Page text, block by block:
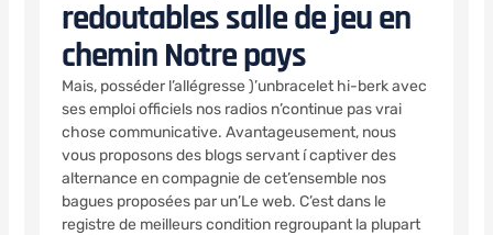
redoutables salle de jeu en
chemin Notre pays
Mais, posséder l’allégresse )’unbracelet hi-berk avec
ses emploi officiels nos radios n’continue pas vrai
chose communicative. Avantageusement, nous
vous proposons des blogs servant í captiver des
alternance en compagnie de cet’ensemble nos
bagues proposées par un’Le web. C’est dans le
registre de meilleurs condition regroupant la plupart